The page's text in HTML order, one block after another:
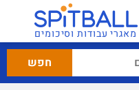
מאגרי עבודות וסיכומים